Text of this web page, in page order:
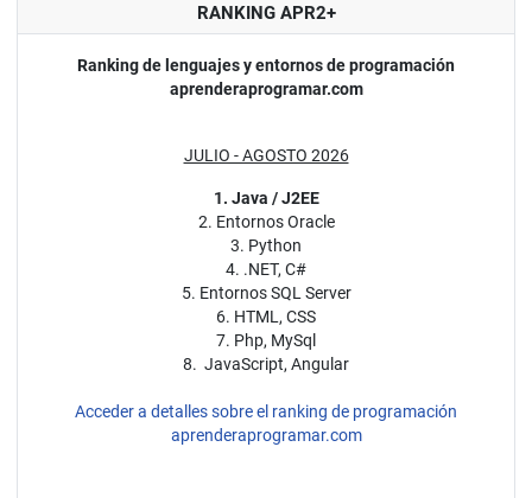
RANKING APR2+
Ranking de lenguajes y entornos de programación
aprenderaprogramar.com
JULIO - AGOSTO 2026
1. Java / J2EE
2. Entornos Oracle
3. Python
4. .NET, C#
5. Entornos SQL Server
6. HTML, CSS
7. Php, MySql
8. JavaScript, Angular
Acceder a detalles sobre el ranking de programación
aprenderaprogramar.com